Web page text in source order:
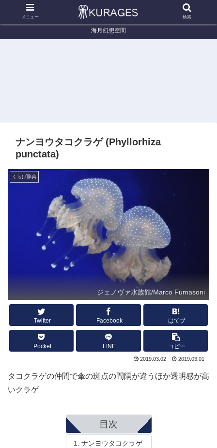
海月幻想空間
ナンヨウタコクラゲ (Phyllorhiza
punctata)
くらげ辞典
ジェノヴァ水族館/Marco Fumasoni
Twitter Facebook はてブ
Pocket LINE コピー
2019.03.02 2019.03.01
タコクラゲの仲間で傘の斑点の間隔が違うほか透明感が高
いクラゲ
目次
ナンヨウタコクラゲ
メニュー 検索